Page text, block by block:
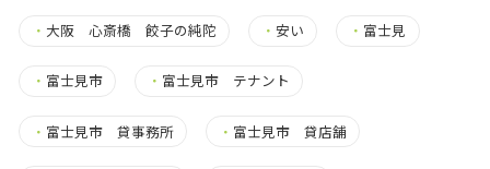
・ 大阪 心斎橋 餃子の純陀 ・安い ・ 富士見
・ 富士見市 ・ 富士見市 テナント
・ 富士見市 貸事務所 ・ 富士見市 貸店舗